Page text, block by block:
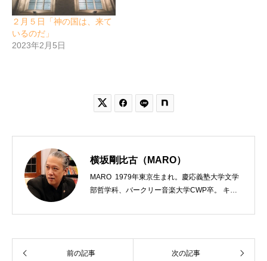
２月５日「神の国は、来て
いるのだ」
2023年2月5日
 
横坂剛比古（MARO）
MARO 1979年東京生まれ。慶応義塾大学文学
部哲学科、バークリー音楽大学CWP卒。 キリ
う宗教法人専門の行政書士。2020年7月よりク
「上馬キリスト教会（@kamiumach）」の運営
前の記事 次の記事